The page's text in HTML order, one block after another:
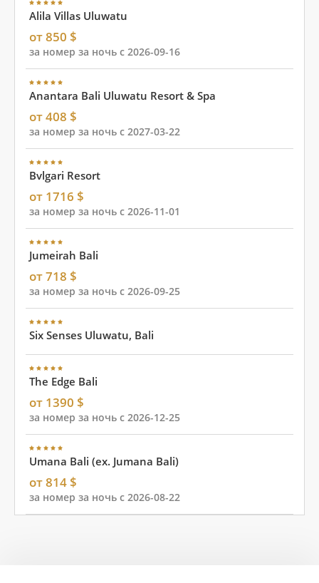
Alila Villas Uluwatu
от 850 $
за номер за ночь с 2026-09-16
Anantara Bali Uluwatu Resort & Spa
от 408 $
за номер за ночь с 2027-03-22
Bvlgari Resort
от 1716 $
за номер за ночь с 2026-11-01
Jumeirah Bali
от 718 $
за номер за ночь с 2026-09-25
Six Senses Uluwatu, Bali
The Edge Bali
от 1390 $
за номер за ночь с 2026-12-25
Umana Bali (ex. Jumana Bali)
от 814 $
за номер за ночь с 2026-08-22